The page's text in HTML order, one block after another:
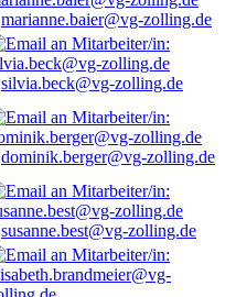
marianne.baier@vg-zolling.de
silvia.beck@vg-zolling.de
dominik.berger@vg-zolling.de
susanne.best@vg-zolling.de